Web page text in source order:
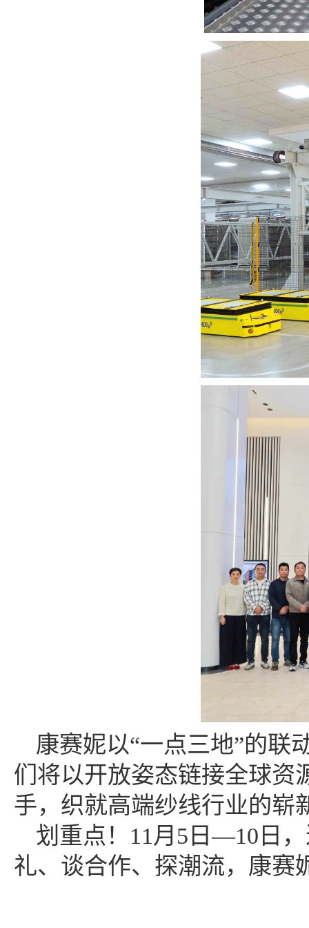
康赛妮以“一点三地”的联
们将以开放姿态链接全球资
手，织就高端纱线行业的崭
划重点！11月5日—10日
礼、谈合作、探潮流，康赛